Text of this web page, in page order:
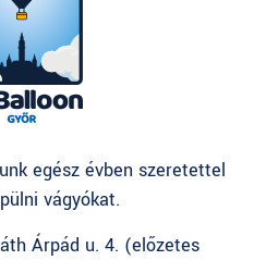
egész évben szeretettel
vágyókat.
Árpád u. 4. (előzetes